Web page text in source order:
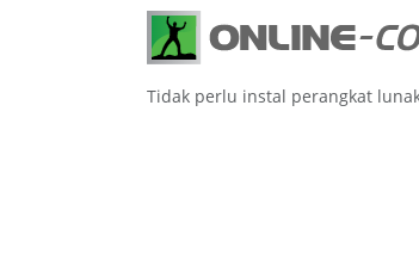
Tidak perlu instal perangkat